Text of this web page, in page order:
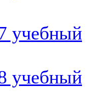
учебный
учебный